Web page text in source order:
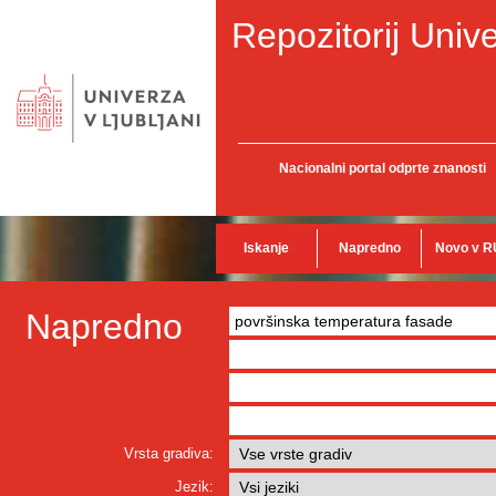
Repozitorij
Nacionalni portal odprte znanosti
Iskanje Napredno Novo v
Napredno
Vrsta gradiva:
Jezik: